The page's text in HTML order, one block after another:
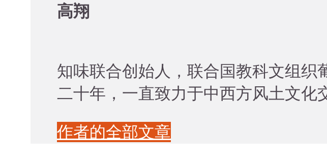
高翔
知味联合创始人，联合国教科文组
二十年，一直致力于中西方风土文化
作者的全部文章